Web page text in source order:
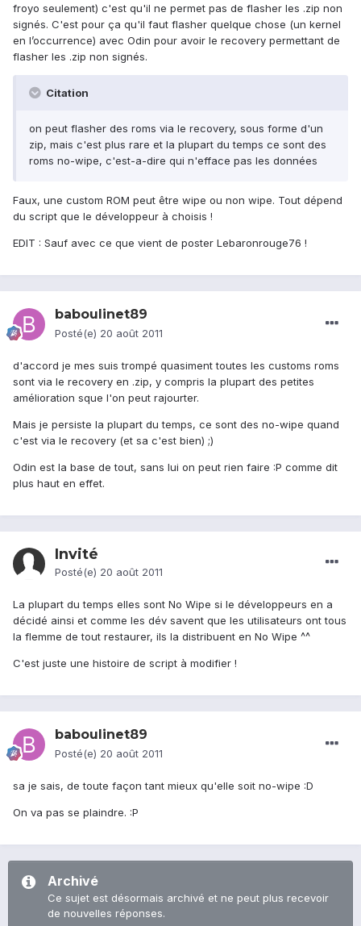
froyo seulement) c'est qu'il ne permet pas de flasher les .zip non
signés. C'est pour ça qu'il faut flasher quelque chose (un kernel
en l’occurrence) avec Odin pour avoir le recovery permettant de
flasher les .zip non signés.
Citation
on peut flasher des roms via le recovery, sous forme d'un
zip, mais c'est plus rare et la plupart du temps ce sont des
roms no-wipe, c'est-a-dire qui n'efface pas les données
Faux, une custom ROM peut être wipe ou non wipe. Tout dépend
du script que le développeur à choisis !
EDIT : Sauf avec ce que vient de poster Lebaronrouge76 !
baboulinet89
Posté(e) 20 août 2011
d'accord je mes suis trompé quasiment toutes les customs roms
sont via le recovery en .zip, y compris la plupart des petites
amélioration sque l'on peut rajourter.
Mais je persiste la plupart du temps, ce sont des no-wipe quand
c'est via le recovery (et sa c'est bien) ;)
Odin est la base de tout, sans lui on peut rien faire :P comme dit
plus haut en effet.
Invité
Posté(e) 20 août 2011
La plupart du temps elles sont No Wipe si le développeurs en a
décidé ainsi et comme les dév savent que les utilisateurs ont tous
la flemme de tout restaurer, ils la distribuent en No Wipe ^^
C'est juste une histoire de script à modifier !
baboulinet89
Posté(e) 20 août 2011
sa je sais, de toute façon tant mieux qu'elle soit no-wipe :D
On va pas se plaindre. :P
Archivé
Ce sujet est désormais archivé et ne peut plus recevoir
de nouvelles réponses.